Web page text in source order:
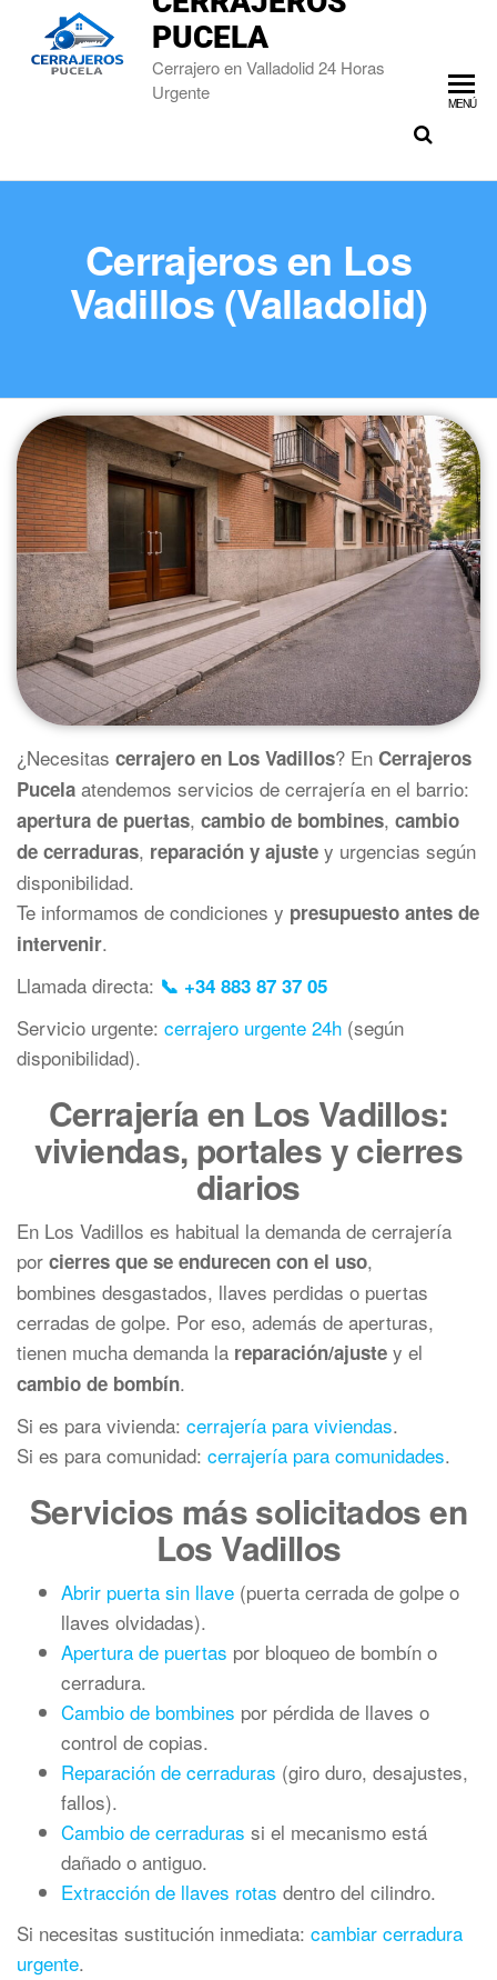
PUCELA
Cerrajero en Valladolid 24 Horas
Urgente
MENÚ
Cerrajeros en Los
Vadillos (Valladolid)
¿Necesitas cerrajero en Los Vadillos? En Cerrajeros
Pucela atendemos servicios de cerrajería en el barrio:
apertura de puertas, cambio de bombines, cambio
de cerraduras, reparación y ajuste y urgencias según
disponibilidad.
Te informamos de condiciones y presupuesto antes de
intervenir.
Llamada directa: 📞 +34 883 87 37 05
Servicio urgente: cerrajero urgente 24h (según
disponibilidad).
Cerrajería en Los Vadillos:
viviendas, portales y cierres
diarios
En Los Vadillos es habitual la demanda de cerrajería
por cierres que se endurecen con el uso,
bombines desgastados, llaves perdidas o puertas
cerradas de golpe. Por eso, además de aperturas,
tienen mucha demanda la reparación/ajuste y el
cambio de bombín.
Si es para vivienda: cerrajería para viviendas.
Si es para comunidad: cerrajería para comunidades.
Servicios más solicitados en
Los Vadillos
Abrir puerta sin llave (puerta cerrada de golpe o
llaves olvidadas).
Apertura de puertas por bloqueo de bombín o
cerradura.
Cambio de bombines por pérdida de llaves o
control de copias.
Reparación de cerraduras (giro duro, desajustes,
fallos).
Cambio de cerraduras si el mecanismo está
dañado o antiguo.
Extracción de llaves rotas dentro del cilindro.
Si necesitas sustitución inmediata: cambiar cerradura
urgente.